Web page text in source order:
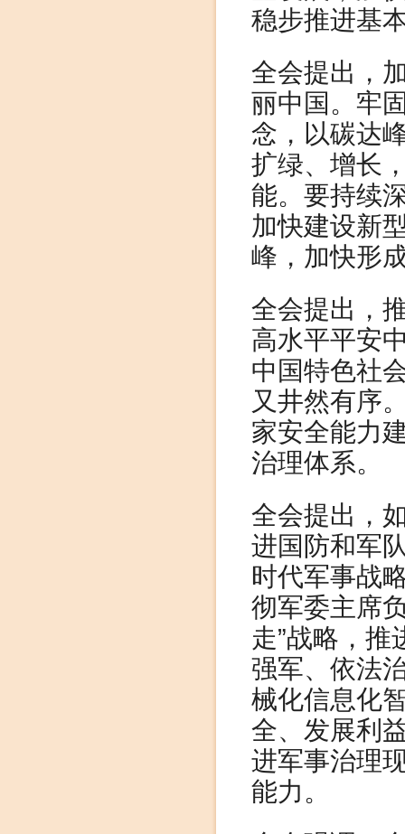
稳步推进基
全会提出，
丽中国。牢
念，以碳达
扩绿、增长
能。要持续
加快建设新
峰，加快形
全会提出，
高水平平安
中国特色社
又井然有序
家安全能力
治理体系。
全会提出，
进国防和军
时代军事战
彻军委主席
走”战略，
强军、依法
械化信息化
全、发展利
进军事治理
能力。